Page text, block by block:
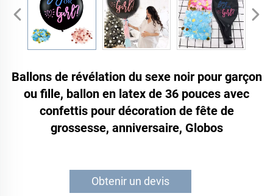
Ballons de révélation du sexe noir pour garçon
ou fille, ballon en latex de 36 pouces avec
confettis pour décoration de fête de
grossesse, anniversaire, Globos
Obtenir un devis